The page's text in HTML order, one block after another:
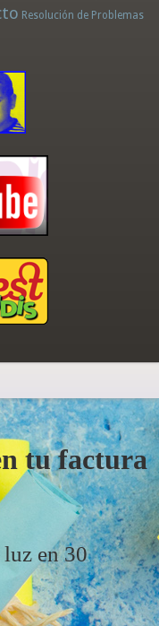
Resolución de Problemas
tu factura
en 30